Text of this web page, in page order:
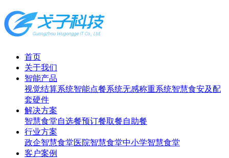
首页
关于我们
智能产品
视觉结算系统智能点餐系统无感称重系统智慧食安及配
套硬件
解决方案
智慧食堂自选餐预订餐取餐自助餐
行业方案
政企智慧食堂医院智慧食堂中小学智慧食堂
客户案例